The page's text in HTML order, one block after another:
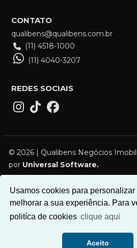
Usamos cookies para
melhorar a sua experiência. Para
politíca de cookies clique aqui
Aceito
CONTATO
qualibens@qualibens.com.br
(11) 4518-1000
(11) 4040-3207
REDES SOCIAIS
© 2026 | Qualibens Negócios
por Universal Software.
R. Campos Sales, 119 - Vila